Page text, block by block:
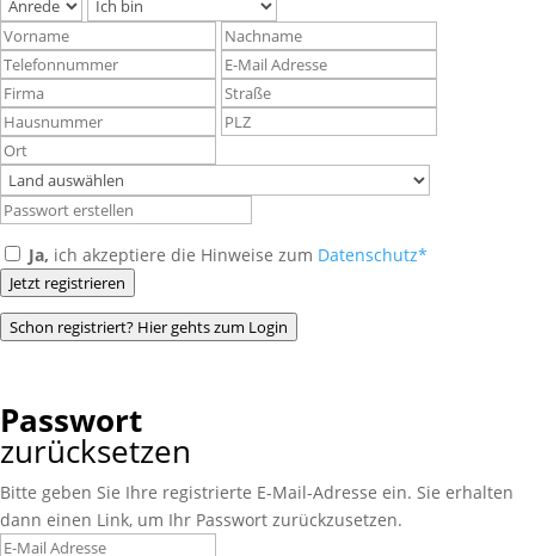
Ja, ich akzeptiere die Hinweise zum Datenschutz*
Jetzt registrieren
Schon registriert? Hier gehts zum Login
Passwort
zurücksetzen
Bitte geben Sie Ihre registrierte E-Mail-Adresse ein. Sie erhalten
dann einen Link, um Ihr Passwort zurückzusetzen.